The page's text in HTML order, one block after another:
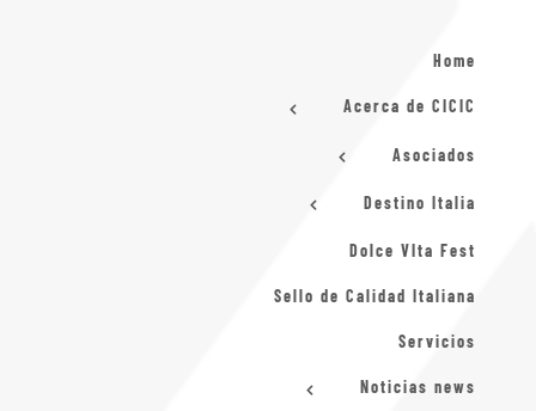
Home
Acerca de CICIC
Asociados
Destino Italia
Dolce VIta Fest
Sello de Calidad Italiana
Servicios
Noticias news